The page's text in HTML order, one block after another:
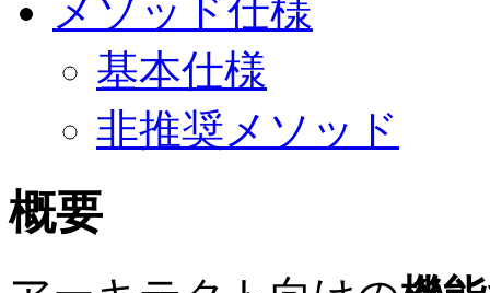
メソッド仕様
基本仕様
非推奨メソッド
概要